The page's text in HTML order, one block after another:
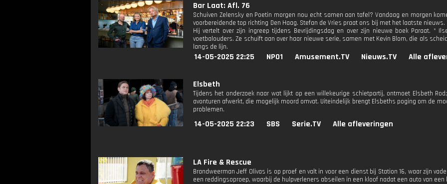
Bar Laat: Afl. 76
Schuiven Zelensky en Poetin morgen nou echt samen aan tafel? Vandaag en morgen
voorbereidende top richting Den Haag. Stefan de Vries praat ons bij met het laatste
Hij vertelt over zijn ingreep tijdens Bevrijdingsdag en over zijn nieuwe boek Paraat. *
voetbalouders. Ze schuift aan over haar nieuwe serie, samen met Kevin Blom, die als
langs de lijn.
14-05-2025 22:25 NPO1 Amusement.TV Nieuws.TV Alle
Elsbeth
Tijdens het onderzoek naar wat lijkt op een willekeurige schietpartij, ontmoet Elsbeth
avonturen afwerkt, die mogelijk moord omvat. Uiteindelijk brengt Elsbeths poging om de
problemen.
14-05-2025 22:23 SBS Serie.TV Alle afleveringen
LA Fire & Rescue
Brandweerman Jeff Olivas is op proef en valt in voor een dienst bij Station 16, waar zijn
een reddingsoproep, waarbij de hulpverleners abseilen in een kloof nadat een auto van een